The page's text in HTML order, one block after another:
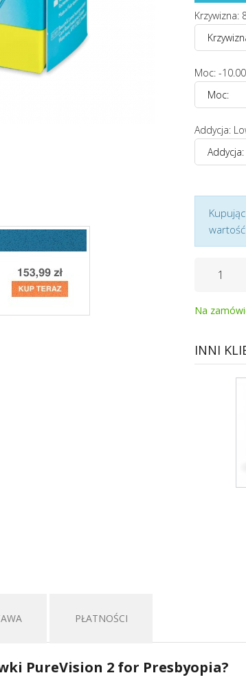
Krzywizna:
Moc: -10.00
Addycja:
wartość
Na
INNI
PŁATNOŚCI
PureVision 2 for Presbyopia?